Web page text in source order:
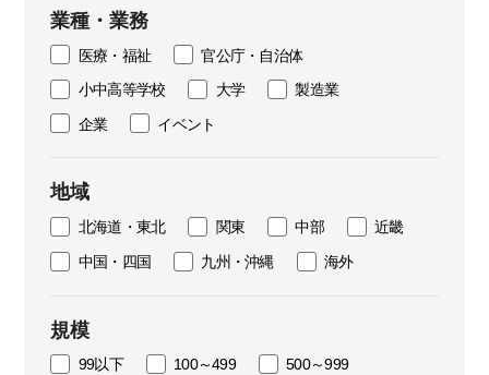
業種・業務
医療・福祉
官公庁・自治体
小中高等学校
大学
製造業
企業
イベント
地域
北海道・東北 関東 中部
近畿
中国・四国
九州・沖縄 海外
規模
99以下 100～499
500～999